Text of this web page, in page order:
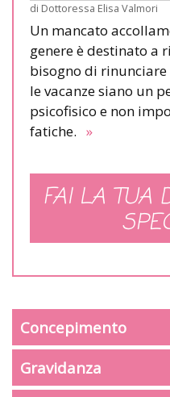
di Dottoressa Elisa Valmori
Un mancato
genere è destinato a
bisogno di rinunciare
le vacanze siano un
psicofisico e non
fatiche. »
FAI LA TUA
Concepimento
Gravidanza